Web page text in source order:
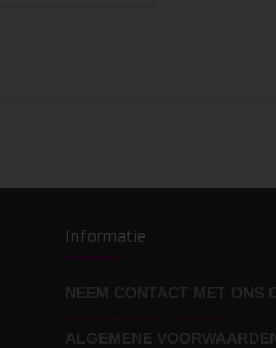
Informatie
NEEM CONTACT MET ONS
ALGEMENE